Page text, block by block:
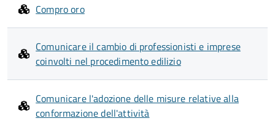
Compro oro
Comunicare il cambio di professionisti e imprese
coinvolti nel procedimento edilizio
Comunicare l'adozione delle misure relative alla
conformazione dell'attività